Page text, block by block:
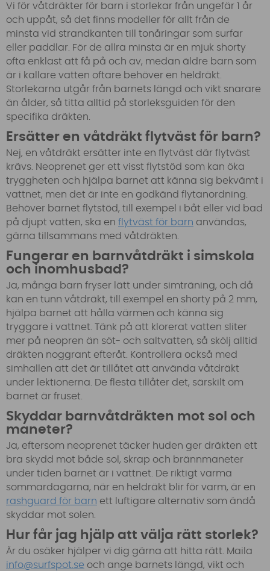
Vi för våtdräkter för barn i storlekar från ungefär 1 år
och uppåt, så det finns modeller för allt från de
minsta vid strandkanten till tonåringar som surfar
eller paddlar. För de allra minsta är en mjuk shorty
ofta enklast att få på och av, medan äldre barn som
är i kallare vatten oftare behöver en heldräkt.
Storlekarna utgår från barnets längd och vikt snarare
än ålder, så titta alltid på storleksguiden för den
specifika dräkten.
Ersätter en våtdräkt flytväst för barn?
Nej, en våtdräkt ersätter inte en flytväst där flytväst
krävs. Neoprenet ger ett visst flytstöd som kan öka
tryggheten och hjälpa barnet att känna sig bekvämt i
vattnet, men det är inte en godkänd flytanordning.
Behöver barnet flytstöd, till exempel i båt eller vid bad
på djupt vatten, ska en flytväst för barn användas,
gärna tillsammans med våtdräkten.
Fungerar en barnvåtdräkt i simskola
och inomhusbad?
Ja, många barn fryser lätt under simträning, och då
kan en tunn våtdräkt, till exempel en shorty på 2 mm,
hjälpa barnet att hålla värmen och känna sig
tryggare i vattnet. Tänk på att klorerat vatten sliter
mer på neopren än söt- och saltvatten, så skölj alltid
dräkten noggrant efteråt. Kontrollera också med
simhallen att det är tillåtet att använda våtdräkt
under lektionerna. De flesta tillåter det, särskilt om
barnet är fruset.
Skyddar barnvåtdräkten mot sol och
maneter?
Ja, eftersom neoprenet täcker huden ger dräkten ett
bra skydd mot både sol, skrap och brännmaneter
under tiden barnet är i vattnet. De riktigt varma
sommardagarna, när en heldräkt blir för varm, är en
rashguard för barn ett luftigare alternativ som ändå
skyddar mot solen.
Hur får jag hjälp att välja rätt storlek?
Är du osäker hjälper vi dig gärna att hitta rätt. Maila
info@surfspot.se och ange barnets längd, vikt och